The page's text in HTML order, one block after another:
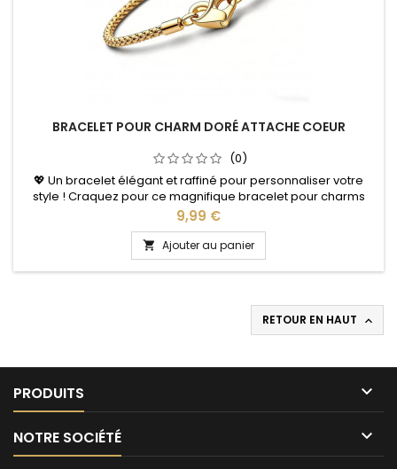
BRACELET POUR CHARM DORÉ ATTACHE COEUR
(0)
💖 Un bracelet élégant et raffiné pour personnaliser votre
style ! Craquez pour ce magnifique bracelet pour charms
couleur dorée, sublimé par une élégante attache en forme
de cœur. Son design délicat apporte une touche féminine et
romantique au poignet tout en vous permettant de
composer un bijou unique avec vos charms préférés. Facile
à personnaliser, ce...
Prix
9,99 €
 Ajouter au panier
RETOUR EN HAUT 
PRODUITS 
NOTRE SOCIÉTÉ 